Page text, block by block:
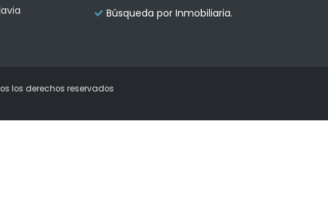
Búsqueda por Inmobiliaria.
los derechos reservados